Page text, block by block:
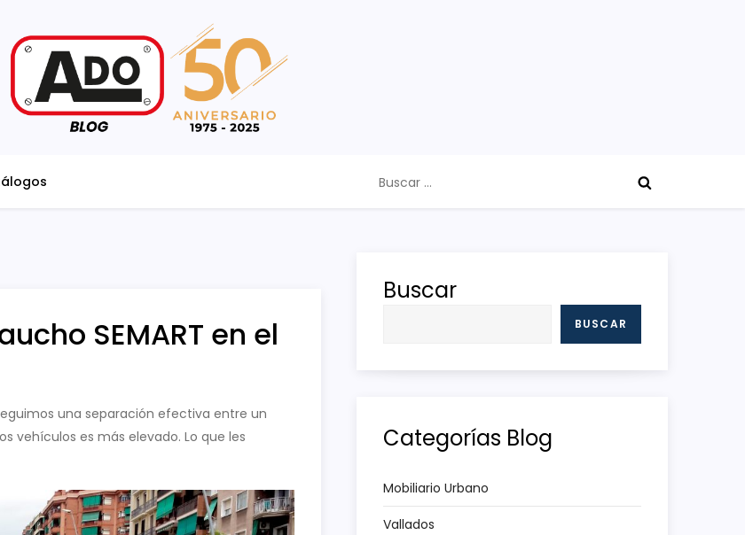
SEMART en el
una separación efectiva entre un
vehículos es más elevado. Lo que les
Buscar
BUSCAR
Categorías Blog
Mobiliario Urbano
Vallados